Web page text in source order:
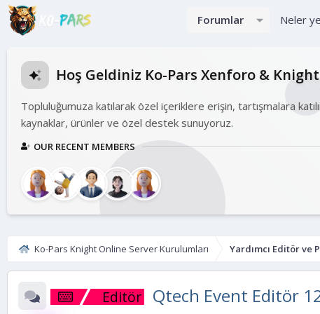
Forumlar Neler
Hoş Geldiniz Ko-Pars Xenforo &
Topluluğumuza katılarak özel içeriklere erişin, tartışmalara
kaynaklar, ürünler ve özel destek sunuyoruz.
OUR RECENT MEMBERS
Ko-Pars Knight Online Server Kurulumları Yardımcı Editör ve
Editör Qtech Event Editör